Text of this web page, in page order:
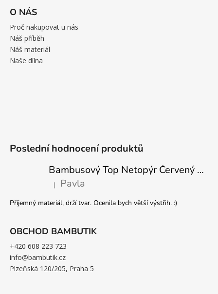
O NÁS
Proč nakupovat u nás
Náš příběh
Náš materiál
Naše dílna
Poslední hodnocení produktů
Bambusový Top Netopýr Červený 3/4 Rukáv Volný Střih Dámský
Hodnocení produktu je 5 z 5 hvězdiček.
| Pavla
Příjemný materiál, drží tvar. Ocenila bych větší výstřih. :)
OBCHOD BAMBUTIK
+420 608 223 723
info@bambutik.cz
Plzeňská 120/205, Praha 5